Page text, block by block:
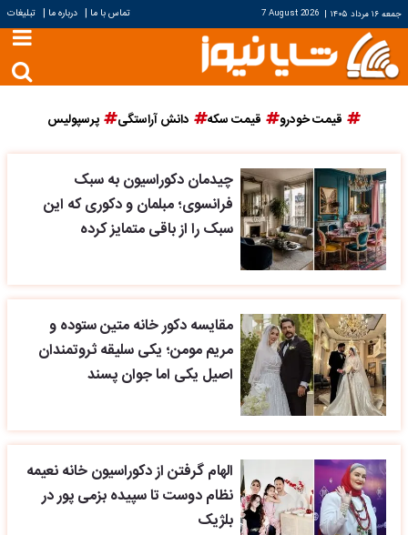
جمعه ۱۶ مرداد ۱۴۰۵ |
7 August 2026 تماس با ما | درباره ما | تبلیغات
قیمت خودرو قیمت سکه دانش آراستگی پرسپولیس
چیدمان دکوراسیون به سبک
فرانسوی؛ مبلمان و دکوری که این
سبک را از باقی متمایز کرده
مقایسه دکور خانه متین ستوده و
مریم مومن؛ یکی سلیقه ثروتمندان
اصیل یکی اما جوان پسند
الهام گرفتن از دکوراسیون خانه نعیمه
نظام دوست تا سپیده بزمی پور در
بلژیک